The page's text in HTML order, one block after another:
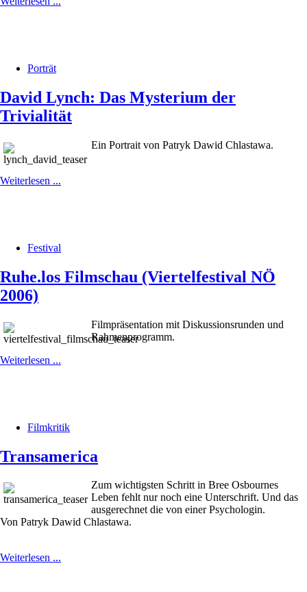
Porträt
David Lynch: Das Mysterium der
Trivialität
Ein Portrait von Patryk Dawid Chlastawa.
Weiterlesen ...
Festival
Ruhe.los Filmschau (Viertelfestival NÖ
2006)
Filmpräsentation mit Diskussionsrunden und
Rahmenprogramm.
Weiterlesen ...
Filmkritik
Transamerica
Zum wichtigsten Schritt in Bree Osbournes
Leben fehlt nur noch eine Unterschrift. Und das
ausgerechnet die von einer Psychologin.
Von Patryk Dawid Chlastawa.
Weiterlesen ...